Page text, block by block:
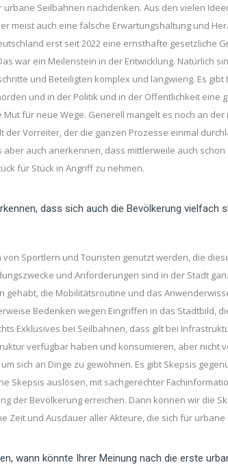
urbane Seilbahnen nachdenken. Aus den vielen
meist auch eine falsche Erwartungshaltung und
erst seit 2022 eine ernsthafte gesetzliche
war ein Meilenstein in der Entwicklung. Natürlich
und Beteiligten komplex und langwierig. Es
und in der Politik und in der Öffentlichkeit eine
für neue Wege. Generell mangelt es noch an
der Vorreiter, der die ganzen Prozesse einmal
auch anerkennen, dass mittlerweile auch
für Stück in Angriff zu nehmen.
dass sich auch die Bevölkerung vielfach
Sportlern und Touristen genutzt werden, die
und Anforderungen sind in der Stadt
gehabt, die Mobilitätsroutine und das
Bedenken wegen Eingriffen in das Stadtbild,
Exklusives bei Seilbahnen, dass gilt bei
verfügbar haben und konsumieren, aber nicht
sich an Dinge zu gewöhnen. Es gibt Skepsis
Skepsis auslösen, mit sachgerechter
der Bevölkerung erreichen. Dann können wir die
Zeit und Ausdauer aller Akteure, die sich für
wann könnte Ihrer Meinung nach die erste